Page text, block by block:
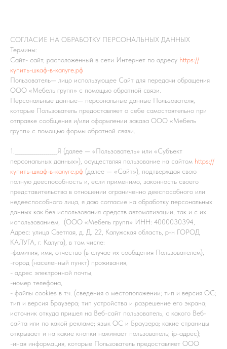
СОГЛАСИЕ НА ОБРАБОТКУ ПЕРСОНАЛЬНЫХ ДАННЫХ
Термины:
Сайт- сайт, расположенный в сети Интернет по адресу https://
купить-шкаф-в-калуге.рф
Пользователь— лицо использующее Сайт для передачи обращения
ООО «Мебель групп» с помощью обратной связи.
Персональные данные— персональные данные Пользователя,
которые Пользователь предоставляет о себе самостоятельно при
отправке сообщения и/или оформлении заказа ООО «Мебель
групп» с помощью формы обратной связи.
1._____________________Я (далее — «Пользователь» или «Субъект
персональных данных»), осуществляя пользование на сайтом https://
купить-шкаф-в-калуге.рф (далее — «Сайт»), подтверждая свою
полную дееспособность и, если применимо, законность своего
представительства в отношении ограниченно дееспособного или
недееспособного лица, я даю согласие на обработку персональных
данных как без использования средств автоматизации, так и с их
использованием, (ООО «Мебель групп» ИНН: 4000030394,
Адрес: улица Светлая, д. Д. 22, Калужская область, р-н ГОРОД
КАЛУГА, г. Калуга), в том числе:
-фамилия, имя, отчество (в случае их сообщения Пользователем),
-город (населенный пункт) проживания,
- адрес электронной почты,
-номер телефона,
- файлы cookies в т.ч. (сведения о местоположении; тип и версия ОС;
тип и версия Браузера; тип устройства и разрешение его экрана;
источник откуда пришел на Веб-сайт пользователь, с какого Веб-
сайта или по какой рекламе; язык ОС и Браузера; какие страницы
открывает и на какие кнопки нажимает пользователь; ip-адрес);
-иная информация, которые Пользователь предоставляет ООО